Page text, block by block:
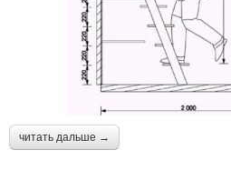
читать дальше →